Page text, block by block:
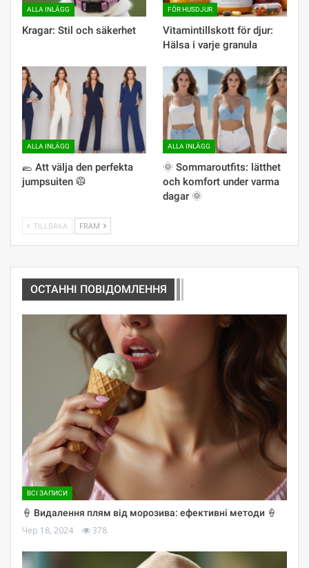
ALLA INLÄGG
Kragar: Stil och säkerhet
FÖR HUSDJUR
Vitamintillskott för djur:
Hälsa i varje granula
ALLA INLÄGG
🥿 Att välja den perfekta
jumpsuiten 🥼
ALLA INLÄGG
🌞 Sommaroutfits: lätthet
och komfort under varma
dagar 🌞
TILLBAKA FRAM
ОСТАННІ ПОВІДОМЛЕННЯ
ВСІ ЗАПИСИ
🍦 Видалення плям від морозива: ефективні методи 🍦
Чер 18, 2024 378